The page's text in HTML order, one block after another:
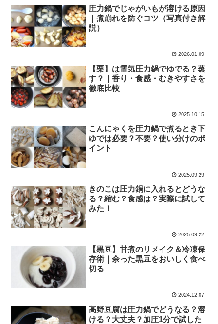
圧力鍋でじゃがいもが溶ける原因
｜煮崩れを防ぐコツ（写真付き解
説）
2026.01.09
【栗】は電気圧力鍋でゆでる？蒸
す？｜香り・食感・むきやすさを
徹底比較
2025.10.15
こんにゃくを圧力鍋で煮るとき下
ゆでは必要？不要？使い分けのポ
イント
2025.09.29
きのこは圧力鍋に入れるとどうな
る？縮む？食感は？実際に試して
みた！
2025.09.22
【黒豆】甘煮のリメイク＆冷凍保
存術｜余った黒豆をおいしく食べ
切る
2024.12.07
高野豆腐は圧力鍋でどうなる？溶
ける？大丈夫？加圧1分で試した